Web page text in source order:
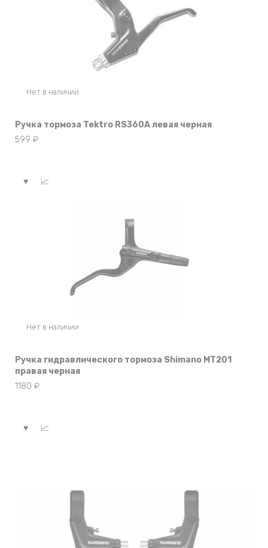
Нет в наличии
Ручка тормоза Tektro RS360A левая черная
599 ₽
Нет в наличии
Ручка гидравлического тормоза Shimano MT201
правая черная
1180 ₽